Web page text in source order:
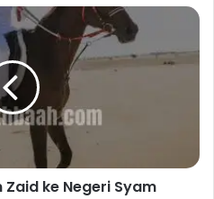
ke Negeri Syam